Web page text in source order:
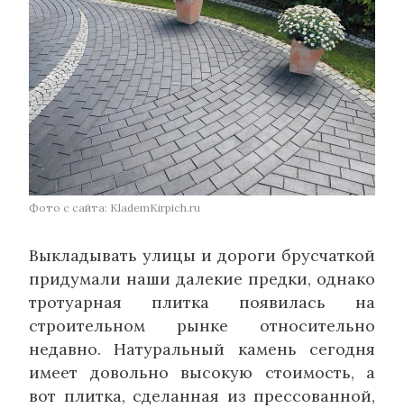
Фото с сайта: KlademKirpich.ru
Выкладывать улицы и дороги брусчаткой
придумали наши далекие предки, однако
тротуарная плитка появилась на
строительном рынке относительно
недавно. Натуральный камень сегодня
имеет довольно высокую стоимость, а
вот плитка, сделанная из прессованной,